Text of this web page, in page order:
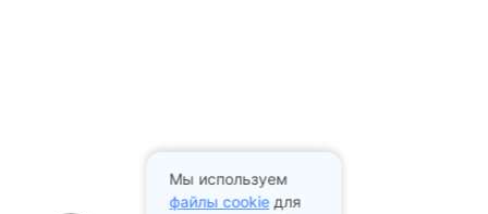
Мы используем
файлы cookieдля